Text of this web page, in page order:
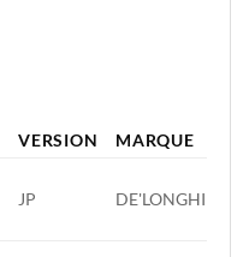
VERSION MARQUE
JP DE'LONGHI